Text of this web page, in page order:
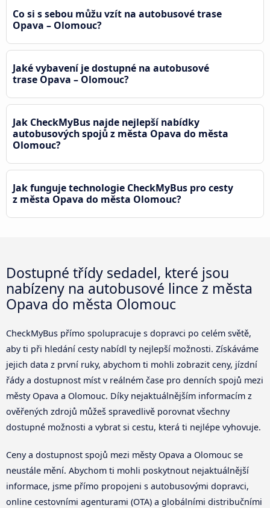
Co si s sebou můžu vzít na autobusové trase
Opava – Olomouc?
Jaké vybavení je dostupné na autobusové
trase Opava – Olomouc?
Jak CheckMyBus najde nejlepší nabídky
autobusových spojů z města Opava do města
Olomouc?
Jak funguje technologie CheckMyBus pro cesty
z města Opava do města Olomouc?
Dostupné třídy sedadel, které jsou
nabízeny na autobusové lince z města
Opava do města Olomouc
CheckMyBus přímo spolupracuje s dopravci po celém světě,
aby ti při hledání cesty nabídl ty nejlepší možnosti. Získáváme
jejich data z první ruky, abychom ti mohli zobrazit ceny, jízdní
řády a dostupnost míst v reálném čase pro denních spojů mezi
městy Opava a Olomouc. Díky nejaktuálnějším informacím z
ověřených zdrojů můžeš spravedlivě porovnat všechny
dostupné možnosti a vybrat si cestu, která ti nejlépe vyhovuje.
Ceny a dostupnost spojů mezi městy Opava a Olomouc se
neustále mění. Abychom ti mohli poskytnout nejaktuálnější
informace, jsme přímo propojeni s autobusovými dopravci,
online cestovními agenturami (OTA) a globálními distribučními